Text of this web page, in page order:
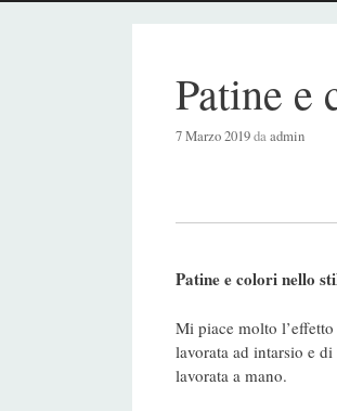
Patine e
7 Marzo 2019daadmin
Patine e colori nello
Mi piace molto
lavorata ad intarsio e di
lavorata a mano.